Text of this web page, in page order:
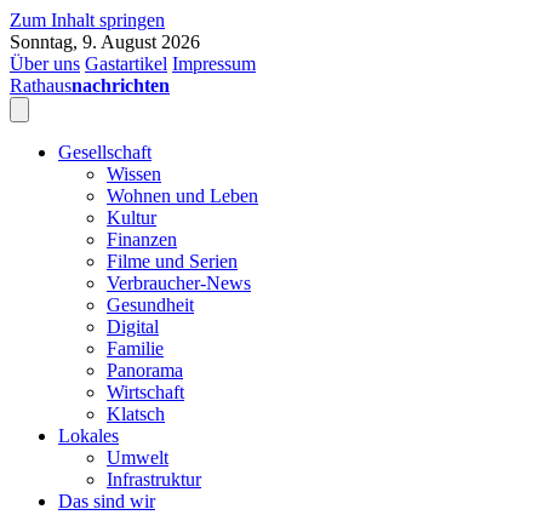
Zum Inhalt springen
Sonntag, 9. August 2026
Über uns Gastartikel Impressum
Rathausnachrichten
Gesellschaft
Wissen
Wohnen und Leben
Kultur
Finanzen
Filme und Serien
Verbraucher-News
Gesundheit
Digital
Familie
Panorama
Wirtschaft
Klatsch
Lokales
Umwelt
Infrastruktur
Das sind wir